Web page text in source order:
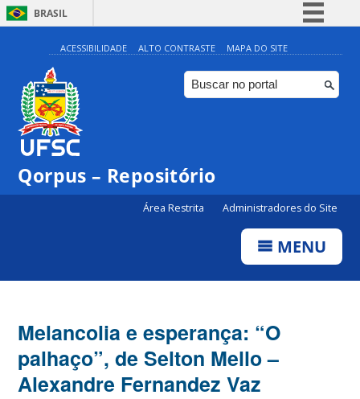
BRASIL
Simplifique!
Comunica BR
Participe
ACESSIBILIDADE ALTO CONTRASTE MAPA DO SITE
Qorpus – Repositório
Área Restrita Administradores do Site
MENU
Melancolia e esperança: “O
palhaço”, de Selton Mello –
Alexandre Fernandez Vaz